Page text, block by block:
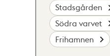
Stadsgården
Södra varvet
Frihamnen